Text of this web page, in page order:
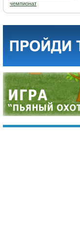
чемпионат